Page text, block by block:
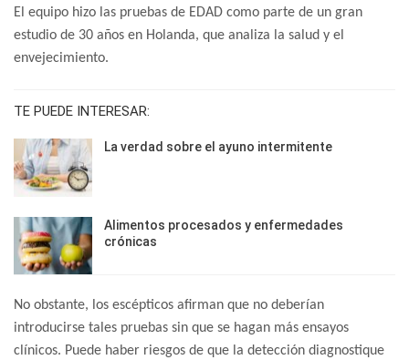
El equipo hizo las pruebas de EDAD como parte de un gran
estudio de 30 años en Holanda, que analiza la salud y el
envejecimiento.
TE PUEDE INTERESAR:
La verdad sobre el ayuno intermitente
Alimentos procesados y enfermedades
crónicas
No obstante, los escépticos afirman que no deberían
introducirse tales pruebas sin que se hagan más ensayos
clínicos. Puede haber riesgos de que la detección diagnostique